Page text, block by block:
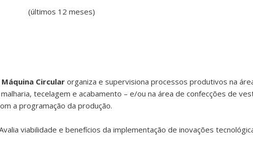
(últimos 12 meses)
Circular organiza e supervisiona processos produtivos na
tecelagem e acabamento – e/ou na área de confecções de
a programação da produção.
viabilidade e benefícios da implementação de inovações